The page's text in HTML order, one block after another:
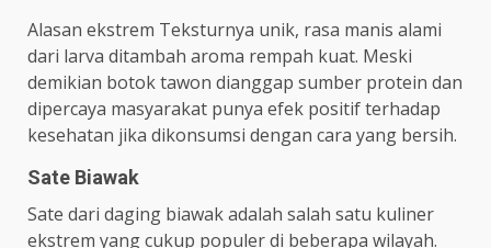
Alasan ekstrem Teksturnya unik, rasa manis alami
dari larva ditambah aroma rempah kuat. Meski
demikian botok tawon dianggap sumber protein dan
dipercaya masyarakat punya efek positif terhadap
kesehatan jika dikonsumsi dengan cara yang bersih.
Sate Biawak
Sate dari daging biawak adalah salah satu kuliner
ekstrem yang cukup populer di beberapa wilayah.